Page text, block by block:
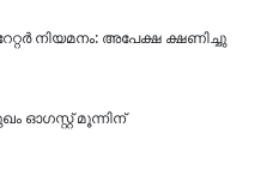
നിയമനം: അപേക്ഷ ക്ഷണിച്ചു
ഓഗസ്റ്റ് മൂന്നിന്